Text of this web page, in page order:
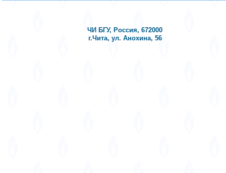
ЧИ БГУ, Россия, 672000
г.Чита, ул. Анохина, 56